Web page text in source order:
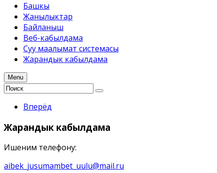
Башкы
Жанылыктар
Байланыш
Веб-кабылдама
Суу маалымат системасы
Жарандык кабылдама
Menu
Вперёд
Жарандык кабылдама
Ишеним телефону:
aibek_jusumambet_uulu@mail.ru